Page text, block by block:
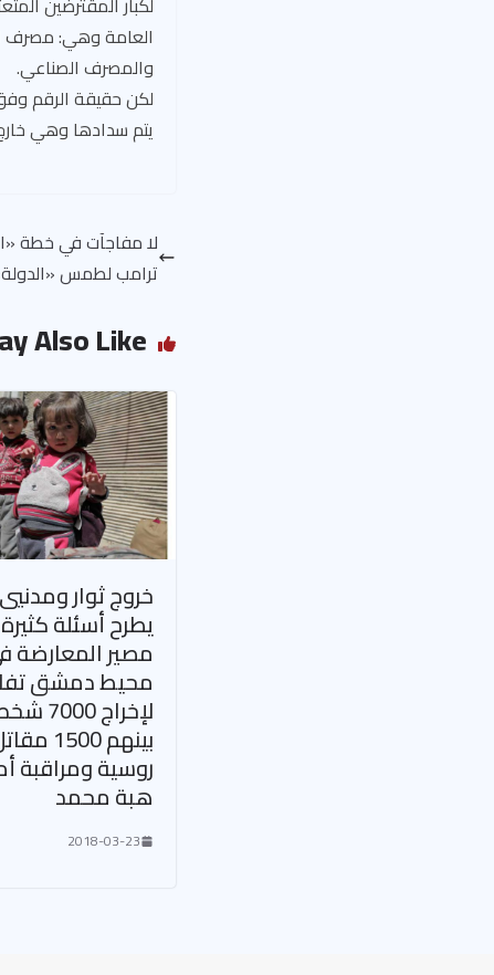
العامة وهي: مصرف
والمصرف الصناعي.
يتم سدادها وهي خارج
لا مفاجآت في خطة
ترامب لطمس
Also Like
خروج ثوار
يطرح أسئلة
مصير المعارضة
محيط دمشق
لإخراج
بينهم
روسية ومراقبة
هبة محمد
2018-03-23